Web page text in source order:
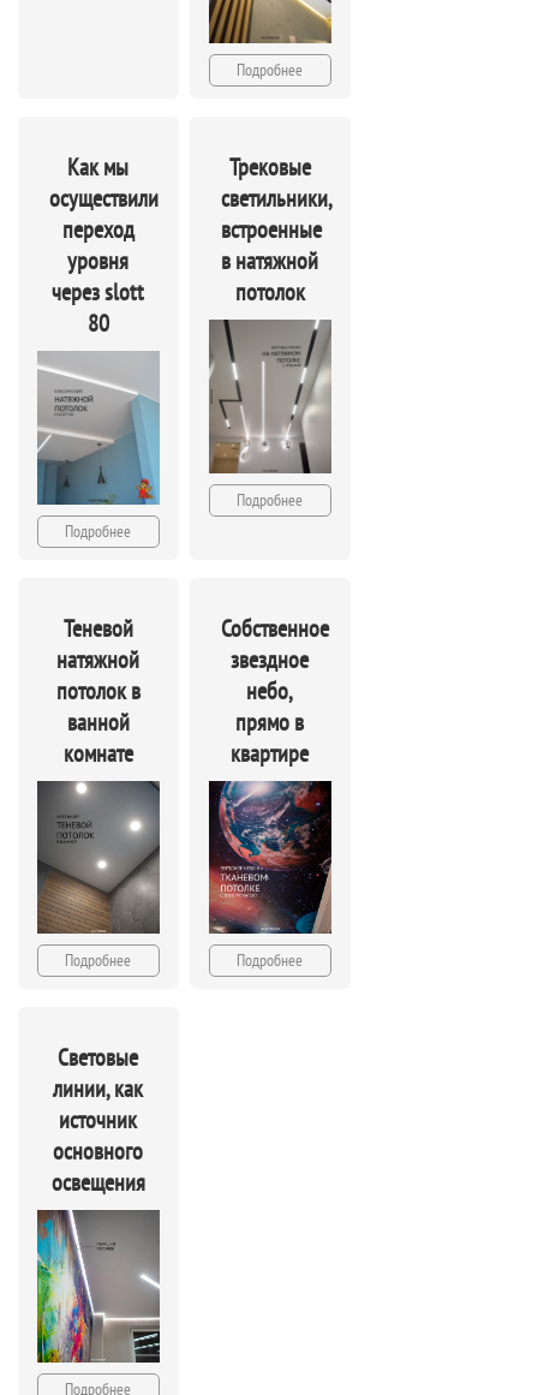
Подробнее
Как мы
осуществили
переход
уровня
через slott
80
Подробнее
Трековые
светильники,
встроенные
в натяжной
потолок
Подробнее
Теневой
натяжной
потолок в
ванной
комнате
Подробнее
Собственное
звездное
небо,
прямо в
квартире
Подробнее
Световые
линии, как
источник
основного
освещения
Подробнее